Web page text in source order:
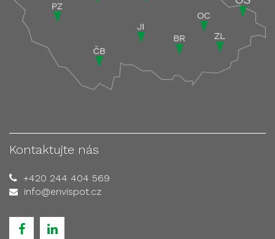
Kontaktujte nás
+420 244 404 569
info@envispot.cz